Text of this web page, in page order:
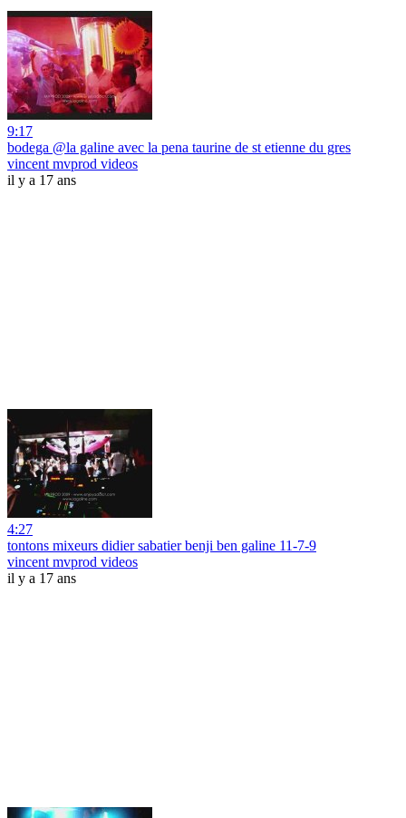
9:17
bodega @la galine avec la pena taurine de st etienne du gres
vincent mvprod videos
il y a 17 ans
4:27
tontons mixeurs didier sabatier benji ben galine 11-7-9
vincent mvprod videos
il y a 17 ans